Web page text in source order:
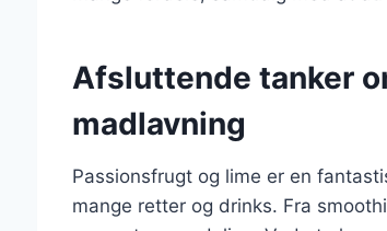
Afsluttende tanker
madlavning
Passionsfrugt og lime er en
mange retter og drinks. Fra